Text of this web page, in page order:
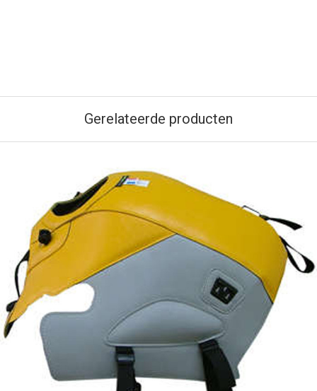
Gerelateerde producten